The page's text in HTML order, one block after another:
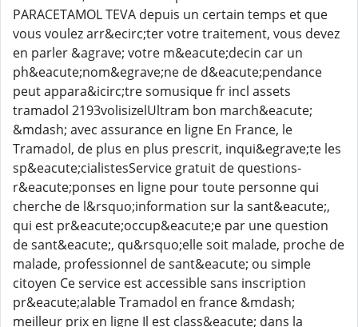
PARACETAMOL TEVA depuis un certain temps et que
vous voulez arr&ecirc;ter votre traitement, vous devez
en parler &agrave; votre m&eacute;decin car un
ph&eacute;nom&egrave;ne de d&eacute;pendance
peut appara&icirc;tre somusique fr incl assets
tramadol 2193volisizelUltram bon march&eacute;
&mdash; avec assurance en ligne En France, le
Tramadol, de plus en plus prescrit, inqui&egrave;te les
sp&eacute;cialistesService gratuit de questions-
r&eacute;ponses en ligne pour toute personne qui
cherche de l&rsquo;information sur la sant&eacute;,
qui est pr&eacute;occup&eacute;e par une question
de sant&eacute;, qu&rsquo;elle soit malade, proche de
malade, professionnel de sant&eacute; ou simple
citoyen Ce service est accessible sans inscription
pr&eacute;alable Tramadol en france &mdash;
meilleur prix en ligne Il est class&eacute; dans la